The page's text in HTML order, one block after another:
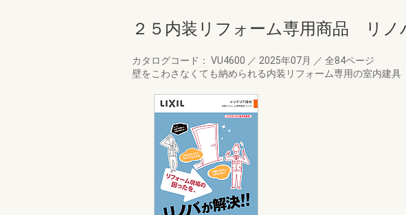
２５内装リフォーム専用商品 リノ
カタログコード： VU4600 ／ 2025年07月 ／ 全84ページ
壁をこわさなくても納められる内装リフォーム専用の室内建